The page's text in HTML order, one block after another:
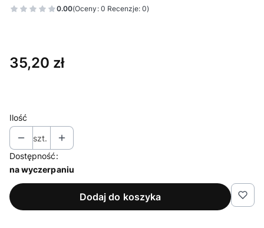
0.00(Oceny: 0 Recenzje: 0)
Cena
35,20 zł
Ilość
szt.
Dostępność:
na wyczerpaniu
Dodaj do koszyka